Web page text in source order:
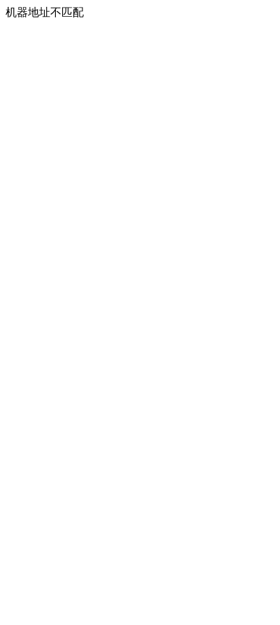
机器地址不匹配